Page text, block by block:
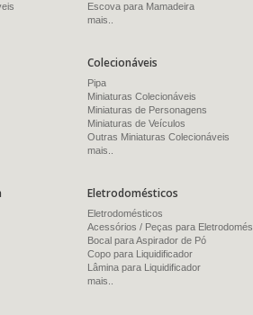
Escova para Mamadeira
mais..
Colecionáveis
Pipa
Miniaturas Colecionáveis
Miniaturas de Personagens
Miniaturas de Veículos
Outras Miniaturas Colecionáveis
mais..
Eletrodomésticos
Eletrodomésticos
Acessórios / Peças para
Bocal para Aspirador de Pó
Copo para Liquidificador
Lâmina para Liquidificador
mais..